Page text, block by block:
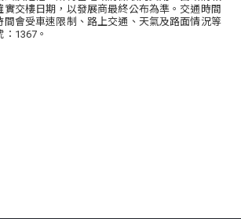
實交樓日期，以發展商最終公布為準。交通時間
間會受車速限制、路上交通、天氣及路面情況等
1367。